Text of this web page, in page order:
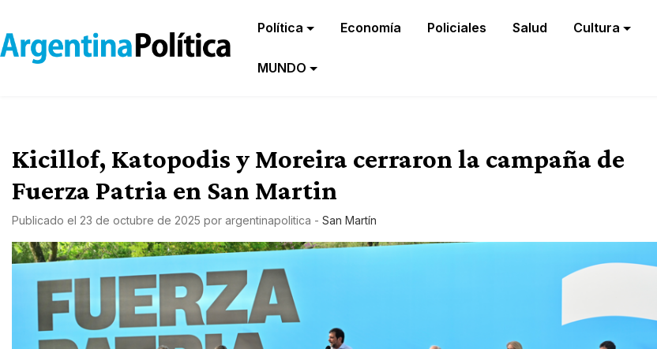
Política Economía Policiales Salud Cultura
MUNDO
Kicillof, Katopodis y Moreira cerraron la campaña de
Fuerza Patria en San Martin
Publicado el 23 de octubre de 2025 por argentinapolitica - San Martín